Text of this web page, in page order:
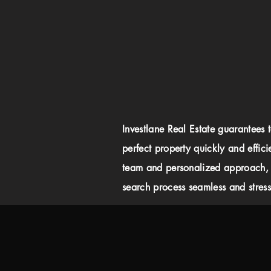
Investlane Real Estate
perfect property quickly and
team and personalized
search process seamless and